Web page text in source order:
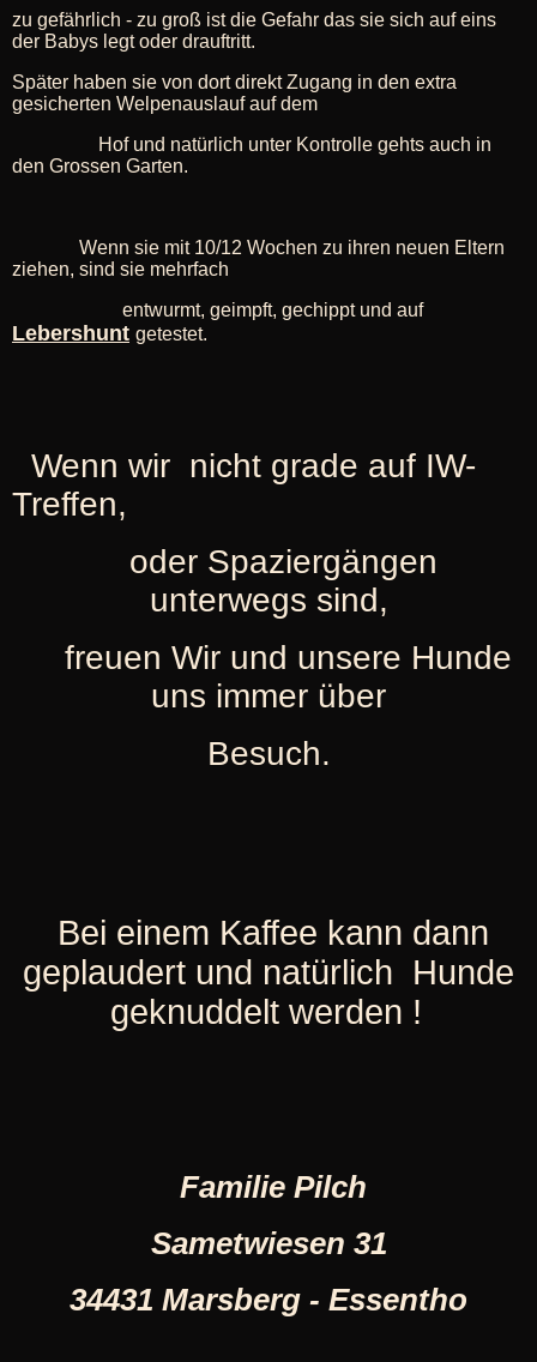
zu gefährlich - zu groß ist die Gefahr das sie sich auf eins
der Babys legt oder drauftritt.
Später haben sie von dort direkt Zugang in den extra
gesicherten Welpenauslauf auf dem
Hof und natürlich unter Kontrolle gehts auch in
den Grossen Garten.
Wenn sie mit 10/12 Wochen zu ihren neuen Eltern
ziehen, sind sie mehrfach
entwurmt, geimpft, gechippt und auf
Lebershunt getestet.
Wenn wir nicht grade auf IW-
Treffen,
oder Spaziergängen
unterwegs sind,
freuen Wir und unsere Hunde
uns immer über
Besuch.
Bei einem Kaffee kann dann
geplaudert und natürlich Hunde
geknuddelt werden !
Familie Pilch
Sametwiesen 31
34431 Marsberg - Essentho